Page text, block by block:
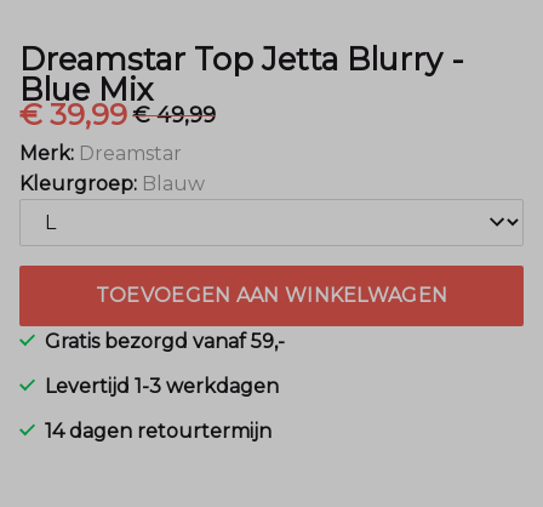
Dreamstar Top Jetta Blurry -
Blue Mix
€ 39,99€ 49,99
Merk: Dreamstar
Kleurgroep: Blauw
TOEVOEGEN AAN WINKELWAGEN
Gratis bezorgd vanaf 59,-
Levertijd 1-3 werkdagen
14 dagen retourtermijn